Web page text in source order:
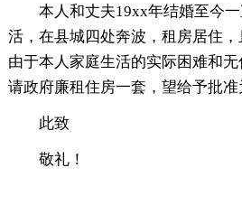
本人和丈夫19xx年结婚至今
活，在县城四处奔波，租房居住，
由于本人家庭生活的实际困难和
请政府廉租住房一套，望给予批准
此致
敬礼！